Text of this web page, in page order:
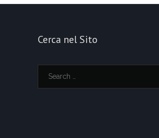
Cerca nel Sito